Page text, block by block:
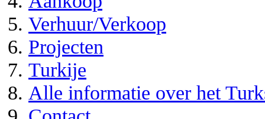
Verhuur/Verkoop
Projecten
Turkije
Alle informatie over het